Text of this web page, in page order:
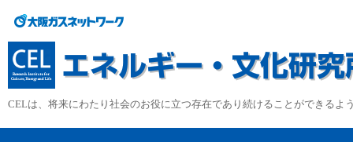
CELは、将来にわたり社会のお役に立つ存在であり続けることができるよ